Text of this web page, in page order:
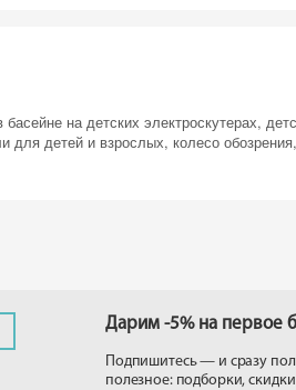
на детских электроскутерах,
детей и взрослых, колесо
Дарим -5% на первое
Подпишитесь — и сразу
полезное: подборки,
промокод на